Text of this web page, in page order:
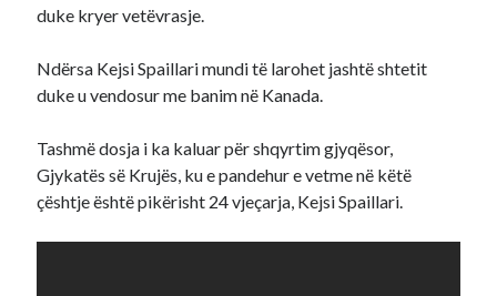
duke kryer vetëvrasje.
Ndërsa Kejsi Spaillari mundi të larohet jashtë shtetit
duke u vendosur me banim në Kanada.
Tashmë dosja i ka kaluar për shqyrtim gjyqësor,
Gjykatës së Krujës, ku e pandehur e vetme në këtë
çështje është pikërisht 24 vjeçarja, Kejsi Spaillari.